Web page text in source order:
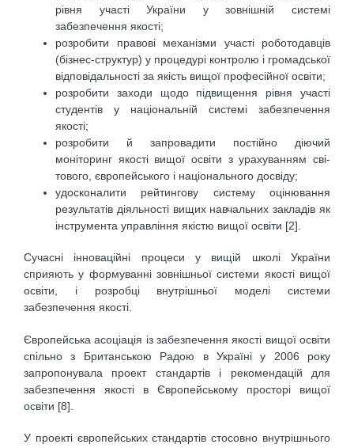
рівня участі України у зовнішній системі
забезпечення якості;
розробити правові механізми участі роботодавців
(бізнес-структур) у процедурі контролю і громадської
відповідальності за якість вищої професійної освіти;
розробити заходи щодо підвищення рівня участі
студентів у національній системі забезпе­чення
якості;
розробити й запровадити постійно діючий
моніторинг якості вищої освіти з урахуванням сві­
тового, європейського і національного досвіду;
удосконалити рейтингову систему оцінювання
результатів діяльності вищих навчальних за­кладів як
інструмента управління якістю вищої освіти [2].
Сучасні інноваційні процеси у вищій школі України
сприяють у формуванні зовнішньої системи якості вищої
освіти, і розробці внутрішньої моделі системи
забезпечення якості.
Європейська асоціація із забезпечення якості вищої освіти
спільно з Британською Радою в Україні у 2006 року
запропонувала проект стандартів і рекомендацій для
забезпечення якості в Євро­пейському просторі вищої
освіти [8].
У проекті європейських стандартів стосовно внутрішнього